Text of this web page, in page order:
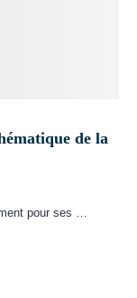
de la
pour ses …